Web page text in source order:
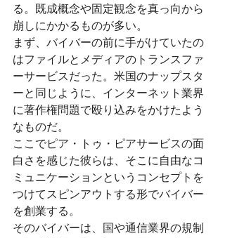
る。既成概念や固定観念を真っ向から
崩しにかかるものが多い。
まず、バイバーの前に手がけていたの
はファイルとメディアのトランスファ
ーサービスだった。米国のナップスタ
ーと同じように、インターネット業界
に著作権問題で殴り込みをかけたよう
なものだ。
ここでピア・トゥ・ピアサービスの面
白さを感じた彼らは、そこに自由なコ
ミュニケーションというコンセプトを
つけてスピンアウトする形でバイバー
を創業する。
そのバイバーは、国や通信業界の規制